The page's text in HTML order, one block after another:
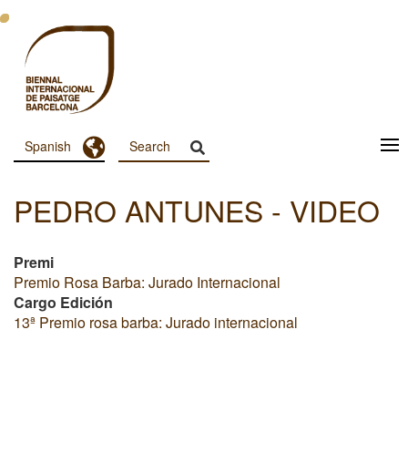
Pasar
contenido
principal
Menu
Principal
Dashboard
Spanish Toggle Dropdown
PEDRO ANTUNES - VIDEO
Premi
Premio Rosa Barba: Jurado Internacional
Cargo Edición
13ª Premio rosa barba: Jurado internacional